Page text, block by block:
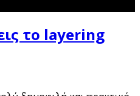
το layering